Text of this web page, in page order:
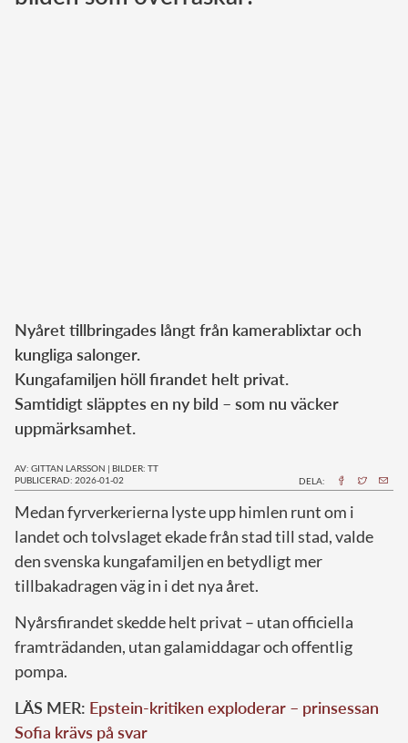
Nyåret tillbringades långt från kamerablixtar och
kungliga salonger.
Kungafamiljen höll firandet helt privat.
Samtidigt släpptes en ny bild – som nu väcker
uppmärksamhet.
AV: GITTAN LARSSON | BILDER: TT
PUBLICERAD: 2026-01-02
DELA:
Medan fyrverkerierna lyste upp himlen runt om i
landet och tolvslaget ekade från stad till stad, valde
den svenska kungafamiljen en betydligt mer
tillbakadragen väg in i det nya året.
Nyårsfirandet skedde helt privat – utan officiella
framträdanden, utan galamiddagar och offentlig
pompa.
LÄS MER: Epstein-kritiken exploderar – prinsessan
Sofia krävs på svar